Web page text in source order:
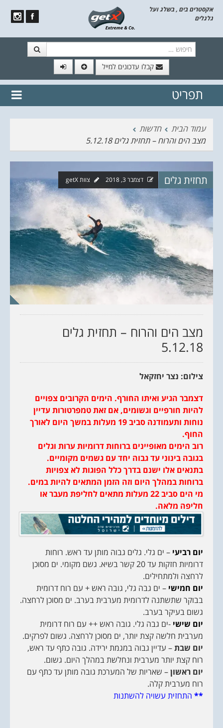
אקסטרים בים , בשלג ועל
גלגלים
קבלו עדכונים למייל
// הצטרף לרשימת תפוצה!
נשמח
תפריט
עמוד הבית
חדשות
מצב הים והרוח – תחזית גלים 5.12.18
תחזית גלים דצמבר 3, 2018 צוות getX
מצב הים והרוח – תחזית גלים
5.12.18
צילום: נצר יחזקאל
דצמבר הגיע ואיתו החורף. הימים הקרובים צפויים
להיות חורפיים וגשומים, אם זאת טמפרטורות עדיין
נוחות ותעמודנה סביב 19 מעלות במשך היום לאורך
החוף.
רוב הימים מאופיינים ברוחות דרומיות ערות וגלים
בגובה בינוני עד גבוה יחד עם גשמים מקומיים.
בתנאים אלו ישנם בדרך כלל הפוגות לא צפויות
ברוחות במהלך היום וזה הזמן המתאים להיות במים.
מי הים סביב 22 מעלות מתאים לחליפת מעבר או
חליפה מלאה.
יום רביעי – ים גלי. גלים גבוה מותן עד ראש. רוחות
דרומיות חזקות עד 20 קשר בשיא. גשם מקומי. ים מסוכן
לרחצה ולמתחילים.
יום חמישי – ים גבה גלי, גובה ראש + עם רוח דרומית
בבוקר שתשתנה לדרומית מערבית בערב. ים מסוכן לרחצה.
גשום בעיקר בערב.
יום שישי -ים גבה גלי. גובה ראש ++ עם רוח דרומית
מערבית חלשה קצת יותר, ים מסוכן לרחצה. גשום לפרקים.
יום שבת– עדיין גבוה במגמת ירידה. גובה כתף עד ראש,
רוח קצת יותר מערבית ונחלשת במהלך היום. גשום.
יום ראשון– שאריות של המערכת גובה מותן עד כתף עם
רוח מערבית קלה.
** התחזית עשויה להשתנות